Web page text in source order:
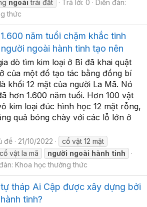
ngoài trái đất Trả lời: 0
Diễn đàn:
thức
năm tuổi chặm khắc tinh
ngoài hành tinh tạo nên
dò tìm kim loại ở Bỉ đã khai quật
của một đồ tạo tác bằng đồng bí
khối 12 mặt của người La Mã. Nó
hơn 1.600 năm tuổi. Hơn 100 vật
kim loại đúc hình học 12 mặt rỗng,
quả bóng chày với các lỗ lớn ở
đề 21/10/2022
cổ vật 12 mặt
cổ vật la mã người ngoài hành tinh
Khoa học thường thức
tháp Ai Cập được xây dựng bởi
tinh?